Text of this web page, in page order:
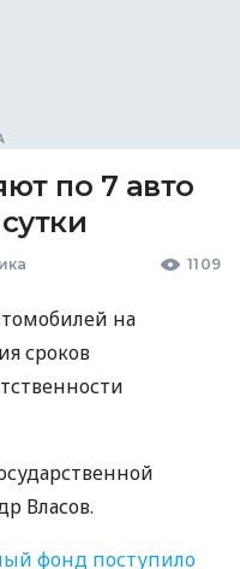
по 7 авто
1109
на
сроков
Власов.
фонд поступило